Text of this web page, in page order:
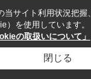
当サイト利用状況把握
）を使用しています。
の取扱いについて」
閉じる